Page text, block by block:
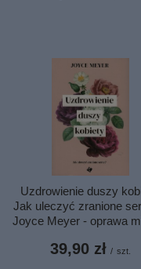
Uzdrowienie duszy
Jak uleczyć zranione
Joyce Meyer - oprawa
39,90 zł / szt.